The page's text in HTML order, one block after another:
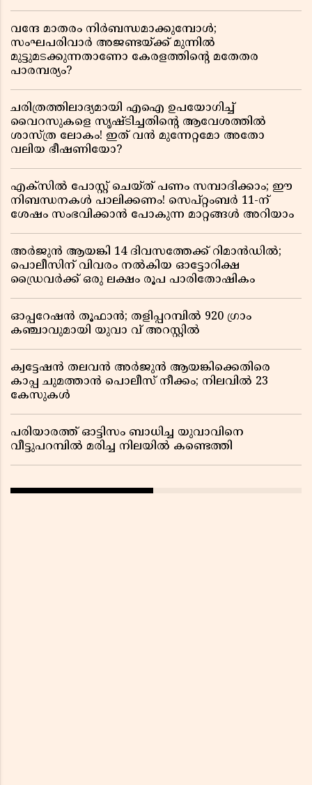
വന്ദേ മാതരം നിർബന്ധമാക്കുമ്പോൾ;
സംഘപരിവാർ അജണ്ടയ്ക്ക് മുന്നിൽ
മുട്ടുമടക്കുന്നതാണോ കേരളത്തിന്റെ മതേതര
പാരമ്പര്യം?
ചരിത്രത്തിലാദ്യമായി എഐ ഉപയോഗിച്ച്
വൈറസുകളെ സൃഷ്ടിച്ചതിന്റെ ആവേശത്തിൽ
ശാസ്ത്ര ലോകം! ഇത് വൻ മുന്നേറ്റമോ അതോ
വലിയ ഭീഷണിയോ?
എക്സിൽ പോസ്റ്റ് ചെയ്ത് പണം സമ്പാദിക്കാം; ഈ
നിബന്ധനകൾ പാലിക്കണം! സെപ്റ്റംബർ 11-ന്
ശേഷം സംഭവിക്കാൻ പോകുന്ന മാറ്റങ്ങൾ അറിയാം
അർജുൻ ആയങ്കി 14 ദിവസത്തേക്ക് റിമാൻഡിൽ;
പൊലീസിന് വിവരം നൽകിയ ഓട്ടോറിക്ഷ
ഡ്രൈവർക്ക് ഒരു ലക്ഷം രൂപ പാരിതോഷികം
ഓപ്പറേഷൻ തൂഫാൻ; തളിപ്പറമ്പിൽ 920 ഗ്രാം
കഞ്ചാവുമായി യുവാ വ് അറസ്റ്റിൽ
ക്വട്ടേഷൻ തലവൻ അർജുൻ ആയങ്കിക്കെതിരെ
കാപ്പ ചുമത്താൻ പൊലീസ് നീക്കം; നിലവിൽ 23
കേസുകൾ
പരിയാരത്ത് ഓട്ടിസം ബാധിച്ച യുവാവിനെ
വീട്ടുപറമ്പിൽ മരിച്ച നിലയിൽ കണ്ടെത്തി